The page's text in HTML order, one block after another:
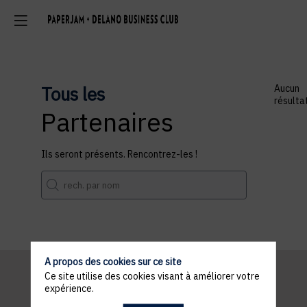
Tous les
Partenaires
Ils seront présents. Rencontrez-les !
Aucun
A propos des cookies sur ce site
Ce site utilise des cookies visant à améliorer votre
expérience.